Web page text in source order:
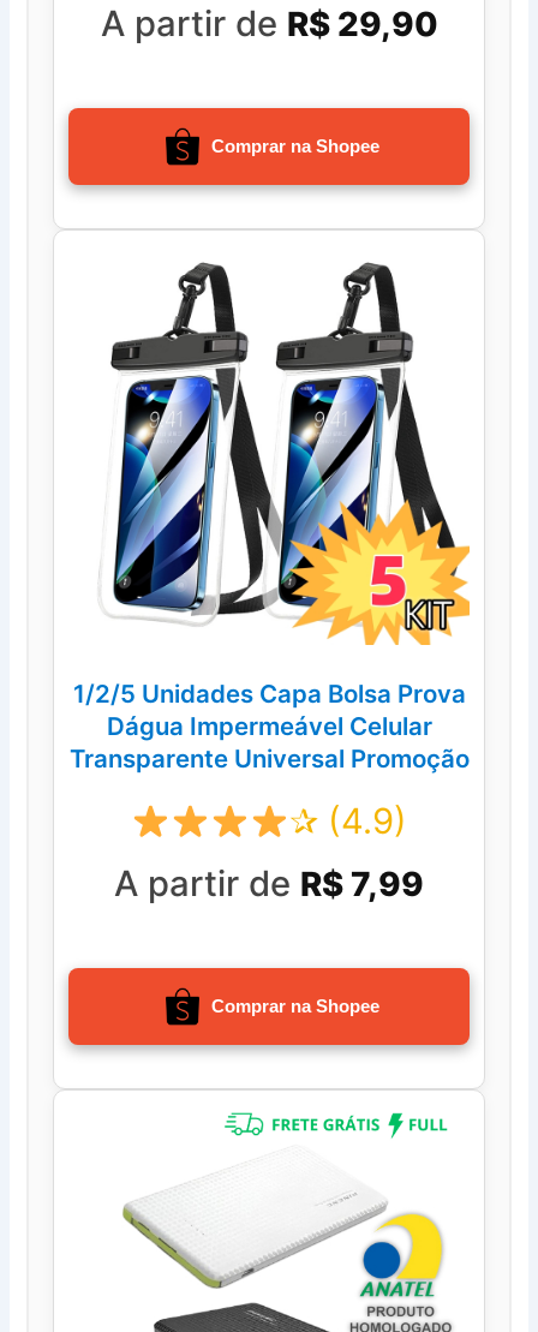
A partir de R$ 29,90
Comprar na Shopee
1/2/5 Unidades Capa Bolsa Prova
Dágua Impermeável Celular
Transparente Universal Promoção
✰ (4.9)
A partir de R$ 7,99
Comprar na Shopee